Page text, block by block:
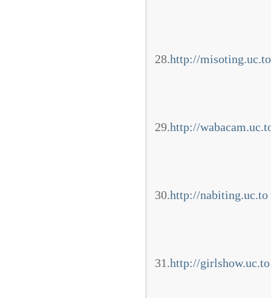
28.http://misoting.uc.to
29.http://
30.http://nabiting.uc.to
31.http://girlshow.uc.to